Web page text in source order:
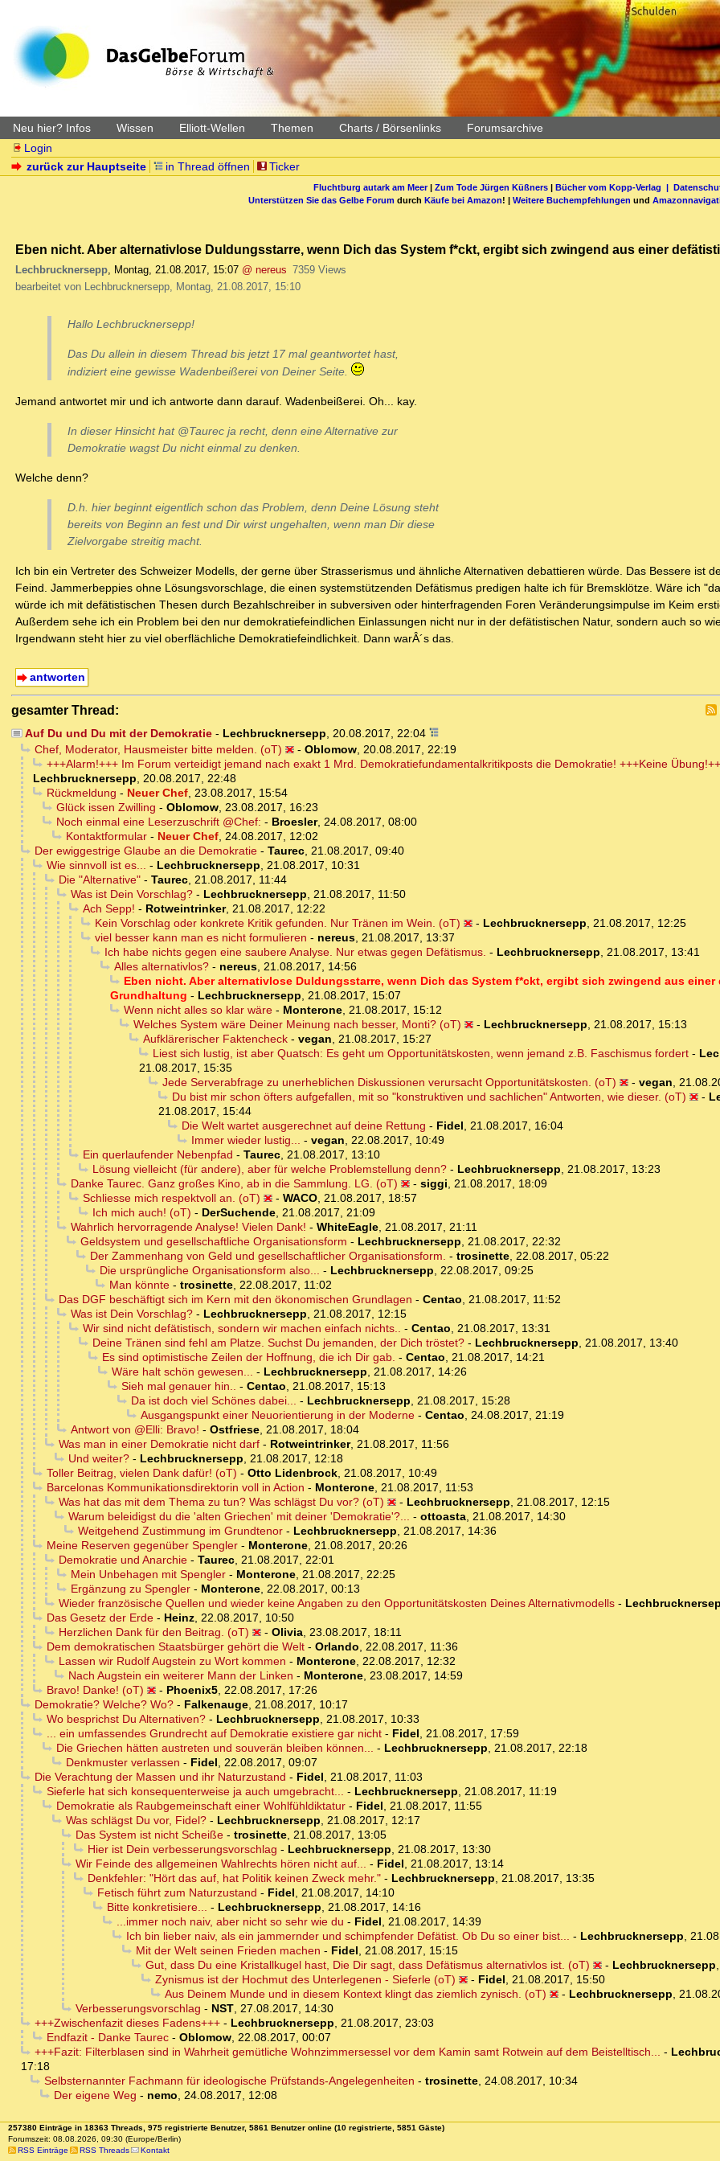
Neu hier? Infos Wissen Elliott-Wellen Themen Charts / Börsenlinks Forumsarchive
Login
zurück zur Hauptseite
in Thread öffnen Ticker
Fluchtburg autark am Meer| Zum Tode Jürgen Küßners| Bücher vom Kopp-Verlag |
Unterstützen Sie das Gelbe Forum durch Käufe bei Amazon! | Weitere Buchempfehlungen und
Eben nicht. Aber alternativlose Duldungsstarre, wenn Dich das System f*ckt, ergibt sich zwingend aus einer
Lechbrucknersepp, Montag, 21.08.2017, 15:07 @ nereus 7359 Views
bearbeitet von Lechbrucknersepp, Montag, 21.08.2017, 15:10
Hallo Lechbrucknersepp!
Das Du allein in diesem Thread bis jetzt 17 mal geantwortet hast,
indiziert eine gewisse Wadenbeißerei von Deiner Seite.
Jemand antwortet mir und ich antworte dann darauf. Wadenbeißerei. Oh... kay.
In dieser Hinsicht hat @Taurec ja recht, denn eine Alternative zur
Demokratie wagst Du nicht einmal zu denken.
Welche denn?
D.h. hier beginnt eigentlich schon das Problem, denn Deine Lösung steht
bereits von Beginn an fest und Dir wirst ungehalten, wenn man Dir diese
Zielvorgabe streitig macht.
Ich bin ein Vertreter des Schweizer Modells, der gerne über Strasserismus und ähnliche Alternativen debattieren würde. Das Bessere ist
Feind. Jammerbeppies ohne Lösungsvorschlage, die einen systemstützenden Defätismus predigen halte ich für Bremsklötze. Wäre ich
würde ich mit defätistischen Thesen durch Bezahlschreiber in subversiven oder hinterfragenden Foren Veränderungsimpulse im Keim
Außerdem sehe ich ein Problem bei den nur demokratiefeindlichen Einlassungen nicht nur in der defätistischen Natur, sondern auch so
Irgendwann steht hier zu viel oberflächliche Demokratiefeindlichkeit. Dann warÂ´s das.
antworten
gesamter Thread:
Auf Du und Du mit der Demokratie- Lechbrucknersepp, 20.08.2017, 22:04
Chef, Moderator, Hausmeister bitte melden. (oT)
- Oblomow, 20.08.2017, 22:19
+++Alarm!+++ Im Forum verteidigt jemand nach exakt 1 Mrd. Demokratiefundamentalkritikposts die Demokratie! +++Keine
Lechbrucknersepp, 20.08.2017, 22:48
Rückmeldung - Neuer Chef, 23.08.2017, 15:54
Glück issen Zwilling - Oblomow, 23.08.2017, 16:23
Noch einmal eine Leserzuschrift @Chef: - Broesler, 24.08.2017, 08:00
Kontaktformular- Neuer Chef, 24.08.2017, 12:02
Der ewiggestrige Glaube an die Demokratie- Taurec, 21.08.2017, 09:40
Wie sinnvoll ist es... - Lechbrucknersepp, 21.08.2017, 10:31
Die "Alternative"- Taurec, 21.08.2017, 11:44
Was ist Dein Vorschlag?- Lechbrucknersepp, 21.08.2017, 11:50
Ach Sepp! - Rotweintrinker, 21.08.2017, 12:22
Kein Vorschlag oder konkrete Kritik gefunden. Nur Tränen im Wein. (oT)
- Lechbrucknersepp, 21.08.2017, 12:25
viel besser kann man es nicht formulieren - nereus, 21.08.2017, 13:37
Ich habe nichts gegen eine saubere Analyse. Nur etwas gegen Defätismus. - Lechbrucknersepp, 21.08.2017, 13:41
Alles alternativlos?- nereus, 21.08.2017, 14:56
Eben nicht. Aber alternativlose Duldungsstarre, wenn Dich das System f*ckt, ergibt sich zwingend aus
Grundhaltung - Lechbrucknersepp, 21.08.2017, 15:07
Wenn nicht alles so klar wäre- Monterone, 21.08.2017, 15:12
Welches System wäre Deiner Meinung nach besser, Monti? (oT)
- Lechbrucknersepp, 21.08.2017, 15:13
Aufklärerischer Faktencheck- vegan, 21.08.2017, 15:27
Liest sich lustig, ist aber Quatsch: Es geht um Opportunitätskosten, wenn jemand z.B. Faschismus fordert-
21.08.2017, 15:35
Jede Serverabfrage zu unerheblichen Diskussionen verursacht Opportunitätskosten. (oT)
- vegan,
Du bist mir schon öfters aufgefallen, mit so "konstruktiven und sachlichen" Antworten, wie dieser. (oT)
-
21.08.2017, 15:44
Die Welt wartet ausgerechnet auf deine Rettung - Fidel, 21.08.2017, 16:04
Immer wieder lustig... - vegan, 22.08.2017, 10:49
Ein querlaufender Nebenpfad - Taurec, 21.08.2017, 13:10
Lösung vielleicht (für andere), aber für welche Problemstellung denn?- Lechbrucknersepp, 21.08.2017, 13:23
Danke Taurec. Ganz großes Kino, ab in die Sammlung. LG. (oT)
- siggi, 21.08.2017, 18:09
Schliesse mich respektvoll an. (oT)
- WACO, 21.08.2017, 18:57
Ich mich auch! (oT) - DerSuchende, 21.08.2017, 21:09
Wahrlich hervorragende Analyse! Vielen Dank! - WhiteEagle, 21.08.2017, 21:11
Geldsystem und gesellschaftliche Organisationsform - Lechbrucknersepp, 21.08.2017, 22:32
Der Zammenhang von Geld und gesellschaftlicher Organisationsform. - trosinette, 22.08.2017, 05:22
Die ursprüngliche Organisationsform also... - Lechbrucknersepp, 22.08.2017, 09:25
Man könnte- trosinette, 22.08.2017, 11:02
Das DGF beschäftigt sich im Kern mit den ökonomischen Grundlagen - Centao, 21.08.2017, 11:52
Was ist Dein Vorschlag?- Lechbrucknersepp, 21.08.2017, 12:15
Wir sind nicht defätistisch, sondern wir machen einfach nichts.. - Centao, 21.08.2017, 13:31
Deine Tränen sind fehl am Platze. Suchst Du jemanden, der Dich tröstet?- Lechbrucknersepp, 21.08.2017, 13:40
Es sind optimistische Zeilen der Hoffnung, die ich Dir gab. - Centao, 21.08.2017, 14:21
Wäre halt schön gewesen... - Lechbrucknersepp, 21.08.2017, 14:26
Sieh mal genauer hin.. - Centao, 21.08.2017, 15:13
Da ist doch viel Schönes dabei... - Lechbrucknersepp, 21.08.2017, 15:28
Ausgangspunkt einer Neuorientierung in der Moderne- Centao, 24.08.2017, 21:19
Antwort von @Elli: Bravo! - Ostfriese, 21.08.2017, 18:04
Was man in einer Demokratie nicht darf- Rotweintrinker, 21.08.2017, 11:56
Und weiter?- Lechbrucknersepp, 21.08.2017, 12:18
Toller Beitrag, vielen Dank dafür! (oT) - Otto Lidenbrock, 21.08.2017, 10:49
Barcelonas Kommunikationsdirektorin voll in Action - Monterone, 21.08.2017, 11:53
Was hat das mit dem Thema zu tun? Was schlägst Du vor? (oT)
- Lechbrucknersepp, 21.08.2017, 12:15
Warum beleidigst du die 'alten Griechen' mit deiner 'Demokratie'?... - ottoasta, 21.08.2017, 14:30
Weitgehend Zustimmung im Grundtenor- Lechbrucknersepp, 21.08.2017, 14:36
Meine Reserven gegenüber Spengler- Monterone, 21.08.2017, 20:26
Demokratie und Anarchie- Taurec, 21.08.2017, 22:01
Mein Unbehagen mit Spengler- Monterone, 21.08.2017, 22:25
Ergänzung zu Spengler- Monterone, 22.08.2017, 00:13
Wieder französische Quellen und wieder keine Angaben zu den Opportunitätskosten Deines Alternativmodells-
Das Gesetz der Erde- Heinz, 22.08.2017, 10:50
Herzlichen Dank für den Beitrag. (oT)
- Olivia, 23.08.2017, 18:11
Dem demokratischen Staatsbürger gehört die Welt- Orlando, 22.08.2017, 11:36
Lassen wir Rudolf Augstein zu Wort kommen - Monterone, 22.08.2017, 12:32
Nach Augstein ein weiterer Mann der Linken - Monterone, 23.08.2017, 14:59
Bravo! Danke! (oT)
- Phoenix5, 22.08.2017, 17:26
Demokratie? Welche? Wo?- Falkenauge, 21.08.2017, 10:17
Wo besprichst Du Alternativen?- Lechbrucknersepp, 21.08.2017, 10:33
... ein umfassendes Grundrecht auf Demokratie existiere gar nicht- Fidel, 21.08.2017, 17:59
Die Griechen hätten austreten und souverän bleiben können... - Lechbrucknersepp, 21.08.2017, 22:18
Denkmuster verlassen - Fidel, 22.08.2017, 09:07
Die Verachtung der Massen und ihr Naturzustand - Fidel, 21.08.2017, 11:03
Sieferle hat sich konsequenterweise ja auch umgebracht... - Lechbrucknersepp, 21.08.2017, 11:19
Demokratie als Raubgemeinschaft einer Wohlfühldiktatur- Fidel, 21.08.2017, 11:55
Was schlägst Du vor, Fidel?- Lechbrucknersepp, 21.08.2017, 12:17
Das System ist nicht Scheiße- trosinette, 21.08.2017, 13:05
Hier ist Dein verbesserungsvorschlag - Lechbrucknersepp, 21.08.2017, 13:30
Wir Feinde des allgemeinen Wahlrechts hören nicht auf... - Fidel, 21.08.2017, 13:14
Denkfehler: "Hört das auf, hat Politik keinen Zweck mehr."- Lechbrucknersepp, 21.08.2017, 13:35
Fetisch führt zum Naturzustand - Fidel, 21.08.2017, 14:10
Bitte konkretisiere... - Lechbrucknersepp, 21.08.2017, 14:16
...immer noch naiv, aber nicht so sehr wie du - Fidel, 21.08.2017, 14:39
Ich bin lieber naiv, als ein jammernder und schimpfender Defätist. Ob Du so einer bist... - Lechbrucknersepp,
Mit der Welt seinen Frieden machen - Fidel, 21.08.2017, 15:15
Gut, dass Du eine Kristallkugel hast, Die Dir sagt, dass Defätismus alternativlos ist. (oT)
- Lechbrucknersepp,
Zynismus ist der Hochmut des Unterlegenen - Sieferle (oT)
- Fidel, 21.08.2017, 15:50
Aus Deinem Munde und in diesem Kontext klingt das ziemlich zynisch. (oT)
- Lechbrucknersepp,
Verbesserungsvorschlag - NST, 27.08.2017, 14:30
+++Zwischenfazit dieses Fadens+++- Lechbrucknersepp, 21.08.2017, 23:03
Endfazit - Danke Taurec- Oblomow, 22.08.2017, 00:07
+++Fazit: Filterblasen sind in Wahrheit gemütliche Wohnzimmersessel vor dem Kamin samt Rotwein auf dem Beistelltisch... -
17:18
Selbsternannter Fachmann für ideologische Prüfstands-Angelegenheiten - trosinette, 24.08.2017, 10:34
Der eigene Weg - nemo, 24.08.2017, 12:08
257380 Einträge in 18363 Threads, 975 registrierte Benutzer, 5861 Benutzer online (10 registrierte, 5851 Gäste)
Forumszeit: 08.08.2026, 09:30 (Europe/Berlin)
RSS Einträge
RSS Threads Kontakt